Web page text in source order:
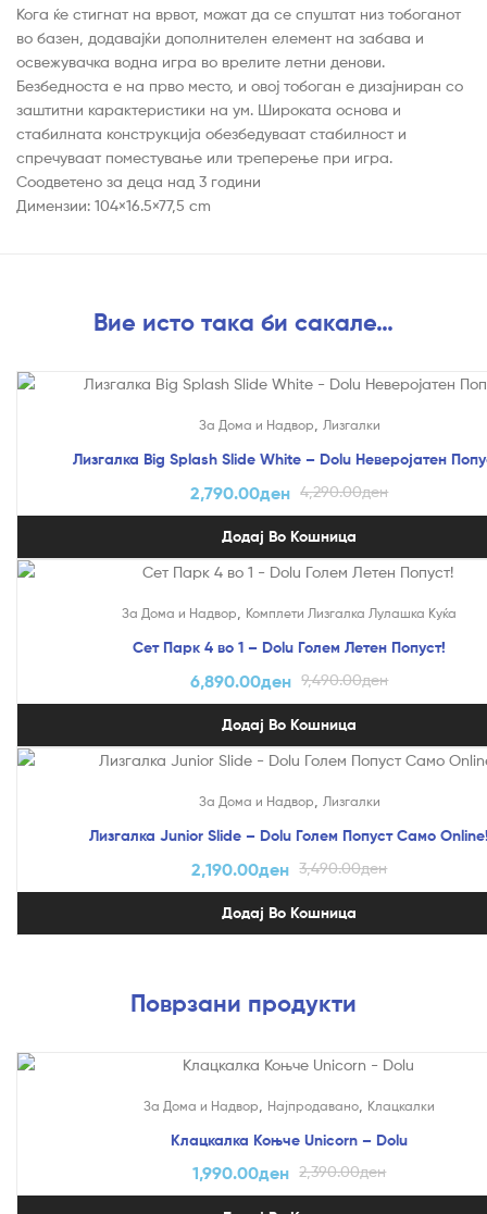
Кога ќе стигнат на врвот, можат да се спуштат низ тобоганот
во базен, додавајќи дополнителен елемент на забава и
освежувачка водна игра во врелите летни денови.
Безбедноста е на прво место, и овој тобоган е дизајниран со
заштитни карактеристики на ум. Широката основа и
стабилната конструкција обезбедуваат стабилност и
спречуваат поместување или треперење при игра.
Соодветено за деца над 3 години
Димензии: 104×16.5×77,5 cm
Вие исто така би сакале…
За Дома и Надвор Лизгалки
Лизгалка Big Splash Slide White – Dolu Неверојатен
4,290.00ден
2,790.00ден
Додај Во Кошница
За Дома и Надвор Комплети Лизгалка Лулашка Куќа
Сет Парк 4 во 1 – Dolu Голем Летен Попуст!
9,490.00ден
6,890.00ден
Додај Во Кошница
За Дома и Надвор Лизгалки
Лизгалка Junior Slide – Dolu Голем Попуст Само
3,490.00ден
2,190.00ден
Додај Во Кошница
Поврзани продукти
За Дома и Надвор Најпродавано Клацкалки
Клацкалка Коњче Unicorn – Dolu
2,390.00ден
1,990.00ден